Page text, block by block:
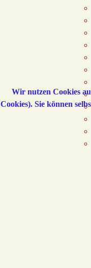
Wir nutzen Cookies
Cookies). Sie können